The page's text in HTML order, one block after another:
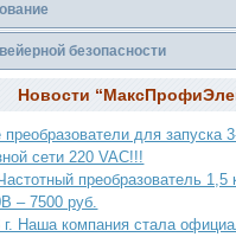
безопасности
Новости
преобразователи для запуска
сети 220 VAC!!!
преобразователь 1,5
– 7500 руб.
г. Наша компания стала